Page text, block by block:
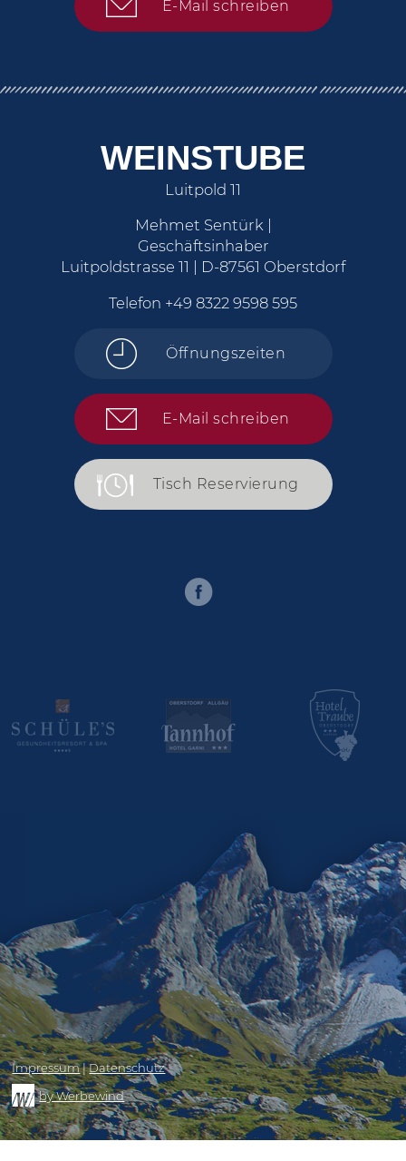
E-Mail schreiben
WEINSTUBE
Luitpold 11
Mehmet Sentürk |
Geschäftsinhaber
Luitpoldstrasse 11 | D-87561 Oberstdorf
Telefon +49 8322 9598 595
Öffnungszeiten
E-Mail schreiben
Tisch Reservierung
Impressum|Datenschutz
by Werbewind